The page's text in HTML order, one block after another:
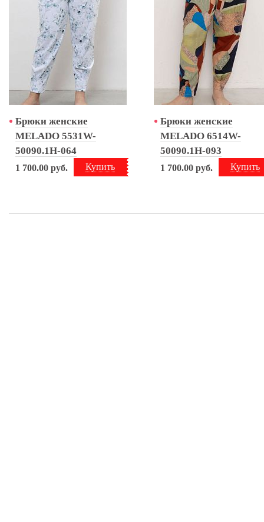
Брюки женские
MELADO 5531W-
50090.1H-064
Купить
1 700.00 руб.
Брюки женские
MELADO 6514W-
50090.1H-093
Купить
1 700.00 руб.